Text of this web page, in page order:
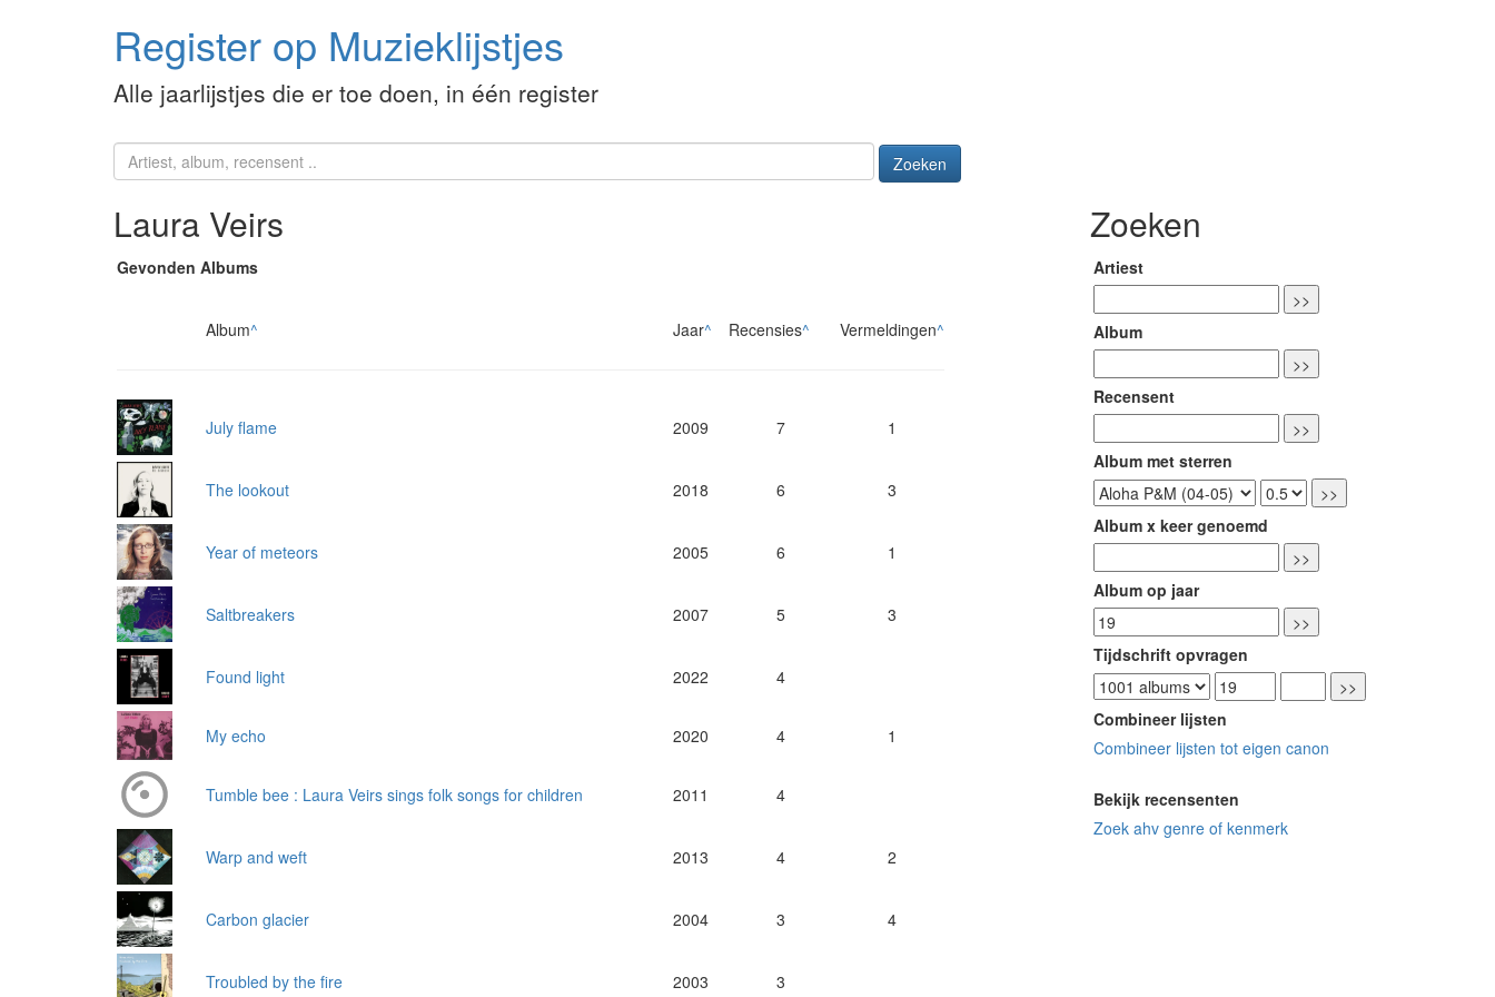
Register op Muzieklijstjes
Alle jaarlijstjes die er toe doen, in één register
Zoeken
Laura Veirs
Gevonden Albums
Album^ Jaar^ Recensies^ Vermeldingen^
July flame 2009 7 1
The lookout 2018 6 3
Year of meteors 2005 6 1
Saltbreakers 2007 5 3
Found light 2022 4
My echo 2020 4 1
Tumble bee : Laura Veirs sings folk songs for children 2011 4
Warp and weft 2013 4 2
Carbon glacier 2004 3 4
Troubled by the fire 2003 3
Zoeken
Artiest
Album
Recensent
Album met sterren
Album x keer genoemd
Album op jaar
Tijdschrift opvragen
Combineer lijsten
Combineer lijsten tot eigen canon
Bekijk recensenten
Zoek ahv genre of kenmerk